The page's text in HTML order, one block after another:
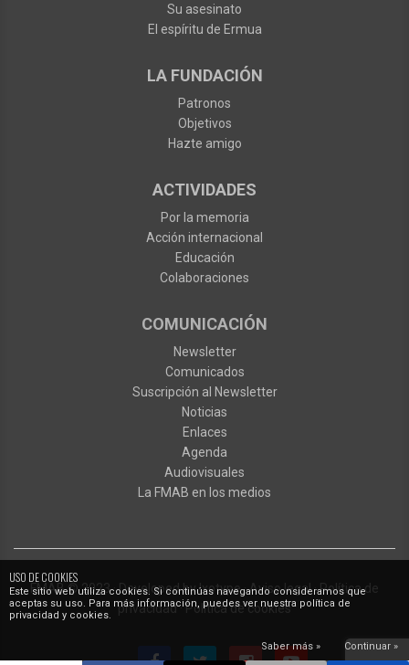
USO DE COOKIES
Este sitio web utiliza cookies. Si continúas navegando consideramos que
aceptas su uso. Para más información, puedes ver nuestra política de
privacidad y cookies.
Saber más » Continuar »
Su asesinato
El espíritu de Ermua
LA FUNDACIÓN
Patronos
Objetivos
Hazte amigo
ACTIVIDADES
Por la memoria
Acción internacional
Educación
Colaboraciones
COMUNICACIÓN
Newsletter
Comunicados
Suscripción al Newsletter
Noticias
Enlaces
Agenda
Audiovisuales
La FMAB en los medios
FMAB© 2023·Developed byIxotype·Aviso legal·Política de
privacidad·Política de cookies